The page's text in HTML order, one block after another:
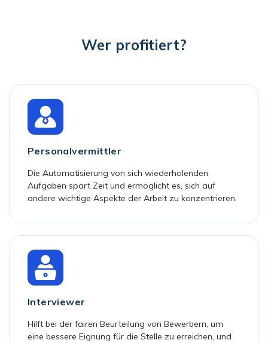
Verzerrungen effektiv zu beseitigen.
Wer profitiert?
Personalvermittler
Die Automatisierung von sich wiederholenden
Aufgaben spart Zeit und ermöglicht es, sich auf
andere wichtige Aspekte der Arbeit zu konzentrieren.
Interviewer
Hilft bei der fairen Beurteilung von Bewerbern, um
eine bessere Eignung für die Stelle zu erreichen, und